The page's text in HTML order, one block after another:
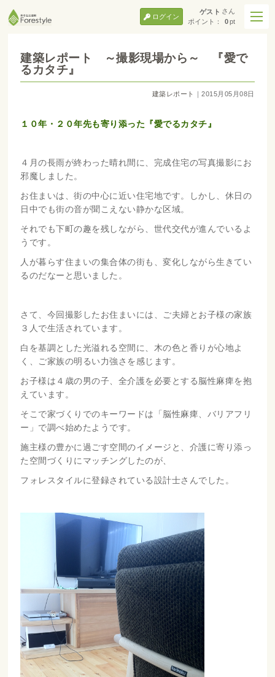
ゲスト さん
ポイント：
0pt
ログイン
建築レポート ～撮影現場から～ 『愛で
るカタチ』
建築レポート ｜2015月05月08日
１０年・２０年先も寄り添った『愛でるカタチ』
４月の長雨が終わった晴れ間に、完成住宅の写真撮影にお
邪魔しました。
お住まいは、街の中心に近い住宅地です。しかし、休日の
日中でも街の音が聞こえない静かな区域。
それでも下町の趣を残しながら、世代交代が進んでいるよ
うです。
人が暮らす住まいの集合体の街も、変化しながら生きてい
るのだなーと思いました。
さて、今回撮影したお住まいには、ご夫婦とお子様の家族
３人で生活されています。
白を基調とした光溢れる空間に、木の色と香りが心地よ
く、ご家族の明るい力強さを感じます。
お子様は４歳の男の子、全介護を必要とする脳性麻痺を抱
えています。
そこで家づくりでのキーワードは「脳性麻痺、バリアフリ
ー」で調べ始めたようです。
施主様の豊かに過ごす空間のイメージと、介護に寄り添っ
た空間づくりにマッチングしたのが、
フォレスタイルに登録されている設計士さんでした。